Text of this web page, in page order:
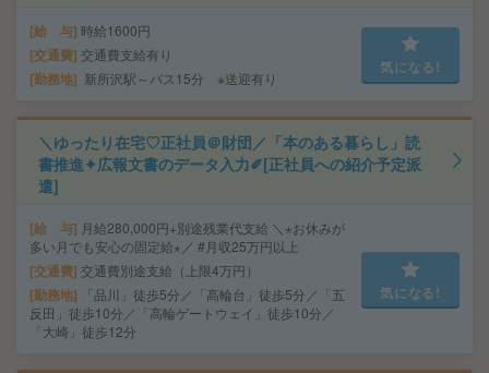
給 与 時給1600円
交通費 交通費支給有り
勤務地 新所沢駅～バス15分 ※送迎有り
気になる!
＼ゆったり在宅♡正社員＠財団／「本のある暮らし」読
書推進✦広報文書のデータ入力✐[正社員への紹介予定派
遣]
給 与 月給280,000円+別途残業代支給 ＼⋆お休みが
多い月でも安心の固定給⋆／ #月収25万円以上
交通費 交通費別途支給（上限4万円）
勤務地
「品川」徒歩5分／「高輪台」徒歩5分／「五
反田」徒歩10分／「高輪ゲートウェイ」徒歩10分／
「大崎」徒歩12分
気になる!